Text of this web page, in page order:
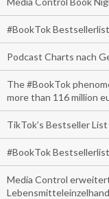
#BookTok
Podcast Charts nach
The #BookTok
more than 116 million
TikTok’s Bestseller
#BookTok
Media Control